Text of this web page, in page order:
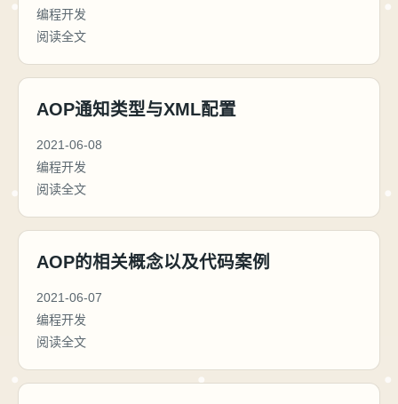
编程开发
阅读全文
AOP通知类型与XML配置
2021-06-08
编程开发
阅读全文
AOP的相关概念以及代码案例
2021-06-07
编程开发
阅读全文